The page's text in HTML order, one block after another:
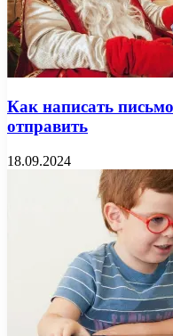
Как написать
отправить
18.09.2024